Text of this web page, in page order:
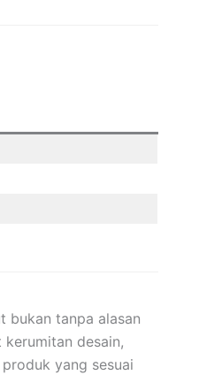
bukan tanpa alasan
desain,
yang sesuai